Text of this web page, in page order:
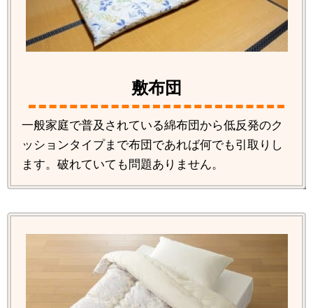
敷布団
一般家庭で普及されている綿布団から低反発のク
ッションタイプまで布団であれば何でも引取りし
ます。破れていても問題ありません。